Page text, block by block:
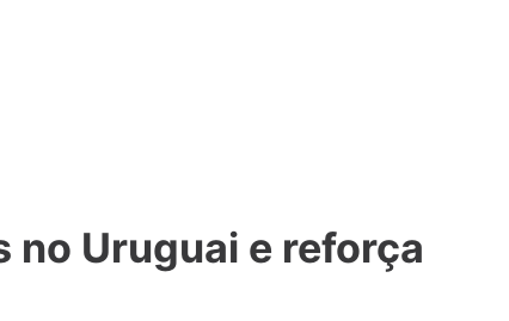
no Uruguai e reforça